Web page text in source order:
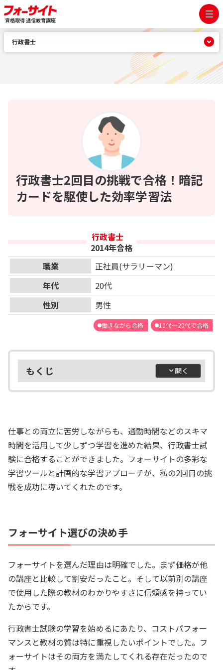
資格取得 通信教育講座
行政書士2回目の挑戦で合格！暗記
カードを駆使した効率学習法
行政書士
2014年合格
職業
正社員(サラリーマン)
年代
20代
性別
男性
働きながら合格 10代～20代で合格
もくじ
仕事との両立に苦労しながらも、通勤時間などのスキマ
時間を活用して少しずつ学習を進めた結果、行政書士試
験に合格することができました。フォーサイトの多彩な
学習ツールと計画的な学習アプローチが、私の2回目の挑
戦を成功に導いてくれたのです。
フォーサイト選びの決め手
フォーサイトを選んだ理由は明確でした。まず価格が他
の講座と比較して割安だったこと。そして以前別の講座
で使用した際の教材のわかりやすさに信頼感を持ってい
たからです。
行政書士試験の学習を始めるにあたり、コストパフォー
マンスと教材の質は特に重視したいポイントでした。フ
ォーサイトはその両方を満たしてくれる存在だったので
行政書士